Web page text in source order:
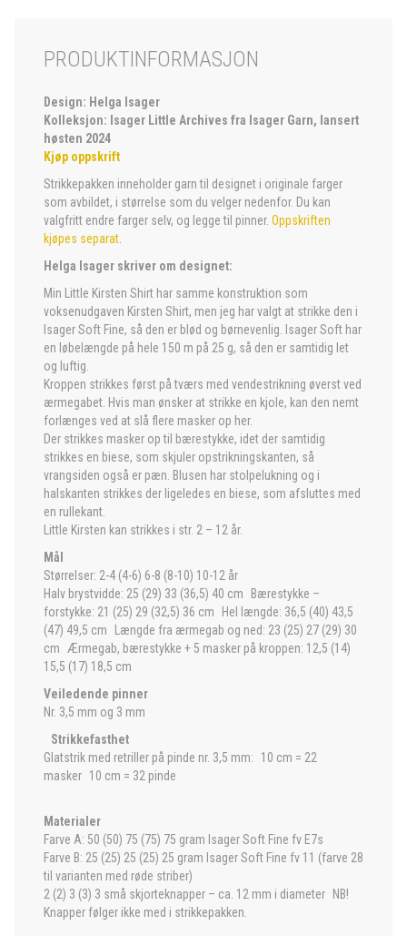
PRODUKTINFORMASJON
Design: Helga Isager
Kolleksjon: Isager Little Archives fra Isager Garn, lansert
høsten 2024
Kjøp oppskrift
Strikkepakken inneholder garn til designet i originale farger
som avbildet, i størrelse som du velger nedenfor. Du kan
valgfritt endre farger selv, og legge til pinner. Oppskriften
kjøpes separat
Helga Isager skriver om designet:
Min Little Kirsten Shirt har samme konstruktion som
voksenudgaven Kirsten Shirt, men jeg har valgt at strikke den i
Isager Soft Fine, så den er blød og børnevenlig. Isager Soft har
en løbelængde på hele 150 m på 25 g, så den er samtidig let
og luftig.
Kroppen strikkes først på tværs med vendestrikning øverst ved
ærmegabet. Hvis man ønsker at strikke en kjole, kan den nemt
forlænges ved at slå flere masker op her.
Der strikkes masker op til bærestykke, idet der samtidig
strikkes en biese, som skjuler opstrikningskanten, så
vrangsiden også er pæn. Blusen har stolpelukning og i
halskanten strikkes der ligeledes en biese, som afsluttes med
en rullekant.
Little Kirsten kan strikkes i str. 2 – 12 år.
Mål
Størrelser: 2-4 (4-6) 6-8 (8-10) 10-12 år
Halv brystvidde: 25 (29) 33 (36,5) 40 cm Bærestykke –
forstykke: 21 (25) 29 (32,5) 36 cm Hel længde: 36,5 (40) 43,5
(47) 49,5 cm Længde fra ærmegab og ned: 23 (25) 27 (29) 30
cm Ærmegab, bærestykke + 5 masker på kroppen: 12,5 (14)
15,5 (17) 18,5 cm
Veiledende pinner
Nr. 3,5 mm og 3 mm
Strikkefasthet
Glatstrik med retriller på pinde nr. 3,5 mm: 10 cm = 22
masker 10 cm = 32 pinde
Materialer
Farve A: 50 (50) 75 (75) 75 gram Isager Soft Fine fv E7s
Farve B: 25 (25) 25 (25) 25 gram Isager Soft Fine fv 11 (farve 28
til varianten med røde striber)
2 (2) 3 (3) 3 små skjorteknapper – ca. 12 mm i diameter NB!
Knapper følger ikke med i strikkepakken.